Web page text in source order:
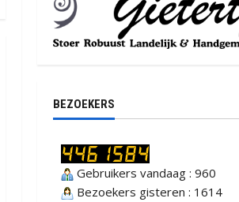
BEZOEKERS
Gebruikers vandaag : 960
Bezoekers gisteren : 1614